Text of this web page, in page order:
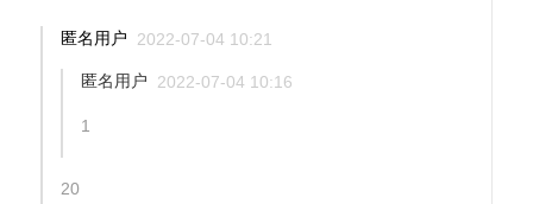
匿名用户 2022-07-04 10:21
匿名用户 2022-07-04 10:16
1
20